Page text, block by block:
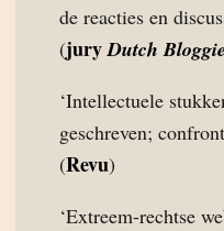
de reacties en
(juryDutch
‘Intellectuele
geschreven;
(Revu)
‘Extreem-rechtse